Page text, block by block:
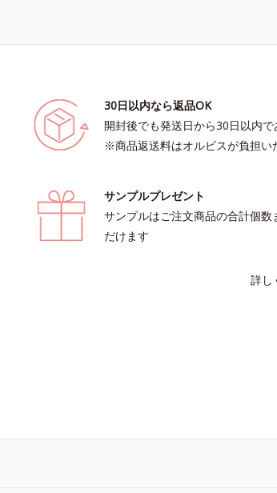
30日以内なら返品OK
開封後でも発送日から30日以内
※商品返送料はオルビスが負担い
サンプルプレゼント
サンプルはご注文商品の合計個数
だけます
詳し